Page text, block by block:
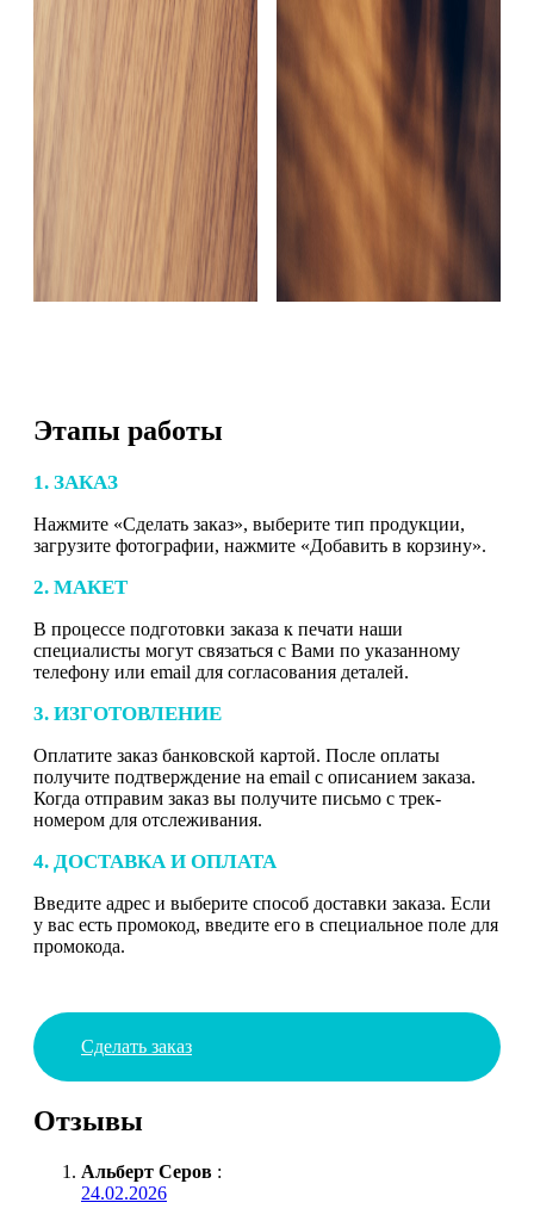
Этапы работы
1. ЗАКАЗ
Нажмите «Сделать заказ», выберите тип продукции,
загрузите фотографии, нажмите «Добавить в корзину».
2. МАКЕТ
В процессе подготовки заказа к печати наши
специалисты могут связаться с Вами по указанному
телефону или email для согласования деталей.
3. ИЗГОТОВЛЕНИЕ
Оплатите заказ банковской картой. После оплаты
получите подтверждение на email с описанием заказа.
Когда отправим заказ вы получите письмо с трек-
номером для отслеживания.
4. ДОСТАВКА И ОПЛАТА
Введите адрес и выберите способ доставки заказа. Если
у вас есть промокод, введите его в специальное поле для
промокода.
Сделать заказ
Отзывы
Альберт Серов :
24.02.2026